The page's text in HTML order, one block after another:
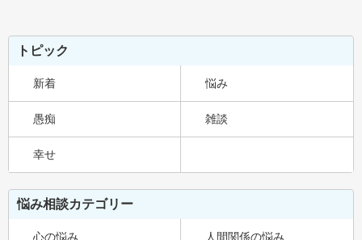
トピック
新着 悩み
愚痴 雑談
幸せ
悩み相談カテゴリー
心の悩み 人間関係の悩み